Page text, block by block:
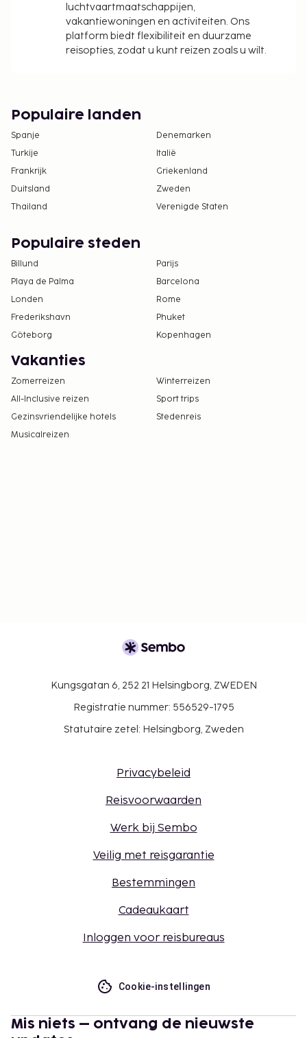
luchtvaartmaatschappijen,
vakantiewoningen en activiteiten. Ons
platform biedt flexibiliteit en duurzame
reisopties, zodat u kunt reizen zoals u wilt.
Populaire landen
Spanje
Denemarken
Turkije
Italië
Frankrijk
Griekenland
Duitsland
Zweden
Thailand
Verenigde Staten
Populaire steden
Billund
Parijs
Playa de Palma
Barcelona
Londen
Rome
Frederikshavn
Phuket
Göteborg
Kopenhagen
Vakanties
Zomerreizen
Winterreizen
All-Inclusive reizen
Sport trips
Gezinsvriendelijke hotels
Stedenreis
Musicalreizen
Kungsgatan 6, 252 21 Helsingborg, ZWEDEN
Registratie nummer: 556529-1795
Statutaire zetel: Helsingborg, Zweden
Privacybeleid
Reisvoorwaarden
Werk bij Sembo
Veilig met reisgarantie
Bestemmingen
Cadeaukaart
Inloggen voor reisbureaus
Cookie-instellingen
Mis niets – ontvang de nieuwste